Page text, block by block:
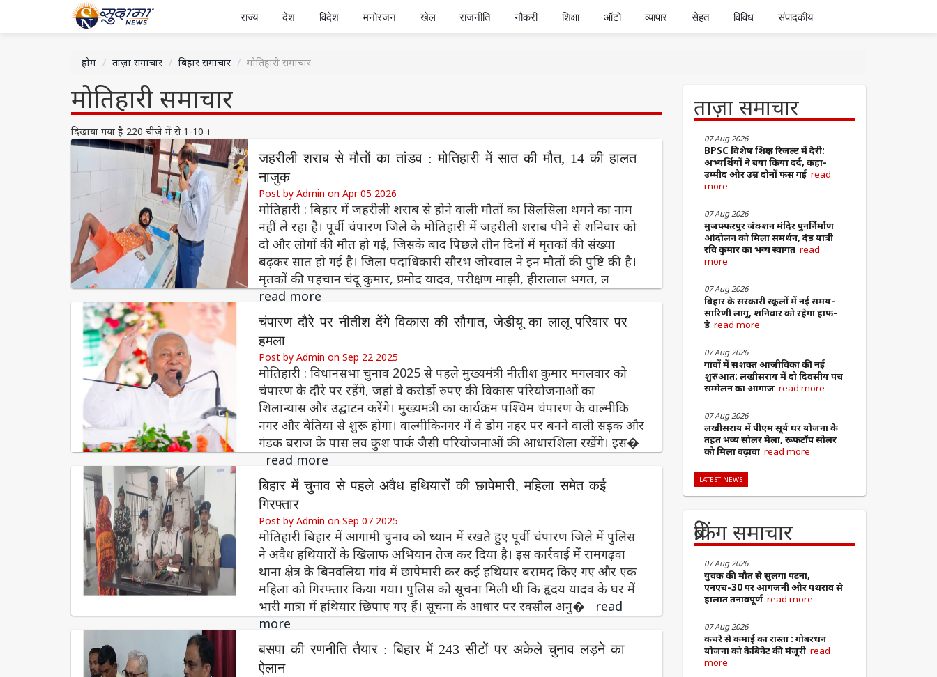
राज्य देश विदेश मनोरंजन खेल राजनीति नौकरी शिक्षा ऑटो व्यापार सेहत विविध संपादकीय
होम ताज़ा समाचार बिहार समाचार मोतिहारी समाचार
मोतिहारी समाचार
दिखाया गया है 220 चीज़े में से 1-10 ।
जहरीली शराब से मौतों का तांडव : मोतिहारी में सात की मौत, 14 की हालत
नाजुक
Post by Admin on Apr 05 2026
मोतिहारी : बिहार में जहरीली शराब से होने वाली मौतों का सिलसिला थमने का नाम
नहीं ले रहा है। पूर्वी चंपारण जिले के मोतिहारी में जहरीली शराब पीने से शनिवार को
दो और लोगों की मौत हो गई, जिसके बाद पिछले तीन दिनों में मृतकों की संख्या
बढ़कर सात हो गई है। जिला पदाधिकारी सौरभ जोरवाल ने इन मौतों की पुष्टि की है।
मृतकों की पहचान चंदू कुमार, प्रमोद यादव, परीक्षण मांझी, हीरालाल भगत, ल
read more
चंपारण दौरे पर नीतीश देंगे विकास की सौगात, जेडीयू का लालू परिवार पर
हमला
Post by Admin on Sep 22 2025
मोतिहारी : विधानसभा चुनाव 2025 से पहले मुख्यमंत्री नीतीश कुमार मंगलवार को
चंपारण के दौरे पर रहेंगे, जहां वे करोड़ों रुपए की विकास परियोजनाओं का
शिलान्यास और उद्घाटन करेंगे। मुख्यमंत्री का कार्यक्रम पश्चिम चंपारण के वाल्मीकि
नगर और बेतिया से शुरू होगा। वाल्मीकिनगर में वे डोम नहर पर बनने वाली सड़क और
गंडक बराज के पास लव कुश पार्क जैसी परियोजनाओं की आधारशिला रखेंगे। इस�
read more
बिहार में चुनाव से पहले अवैध हथियारों की छापेमारी, महिला समेत कई
गिरफ्तार
Post by Admin on Sep 07 2025
मोतिहारी बिहार में आगामी चुनाव को ध्यान में रखते हुए पूर्वी चंपारण जिले में पुलिस
ने अवैध हथियारों के खिलाफ अभियान तेज कर दिया है। इस कार्रवाई में रामगढ़वा
थाना क्षेत्र के बिनवलिया गांव में छापेमारी कर कई हथियार बरामद किए गए और एक
महिला को गिरफ्तार किया गया। पुलिस को सूचना मिली थी कि हृदय यादव के घर में
भारी मात्रा में हथियार छिपाए गए हैं। सूचना के आधार पर रक्सौल अनु� read
more
बसपा की रणनीति तैयार : बिहार में 243 सीटों पर अकेले चुनाव लड़ने का
ऐलान
ताज़ा समाचार
07 Aug 2026
BPSC विशेष शिक्षक रिजल्ट में देरी:
अभ्यर्थियों ने बयां किया दर्द, कहा-
उम्मीद और उम्र दोनों फंस गईं read
more
07 Aug 2026
मुजफ्फरपुर जंक्शन मंदिर पुनर्निर्माण
आंदोलन को मिला समर्थन, दंड यात्री
रवि कुमार का भव्य स्वागत read
more
07 Aug 2026
बिहार के सरकारी स्कूलों में नई समय-
सारिणी लागू, शनिवार को रहेगा हाफ-
डे read more
07 Aug 2026
​गांवों में सशक्त आजीविका की नई
शुरुआत: लखीसराय में दो दिवसीय पंच
सम्मेलन का आगाज read more
07 Aug 2026
लखीसराय में पीएम सूर्य घर योजना के
तहत भव्य सोलर मेला, रूफटॉप सोलर
को मिला बढ़ावा read more
LATEST NEWS
ब्रेकिंग समाचार
07 Aug 2026
युवक की मौत से सुलगा पटना,
एनएच-30 पर आगजनी और पथराव से
हालात तनावपूर्ण read more
07 Aug 2026
कचरे से कमाई का रास्ता : गोबरधन
योजना को कैबिनेट की मंजूरी read
more